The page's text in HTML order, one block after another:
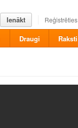
Ienākt Reģistrēties
Draugi Raksti